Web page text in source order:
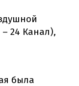
– 24 Канал),
была